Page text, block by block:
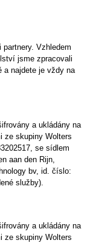
Vzhledem
jsme zpracovali
a najdete je vždy na
a ukládány na
ze skupiny Wolters
se sídlem
aan den Rijn,
bv, id. číslo:
služby).
a ukládány na
ze skupiny Wolters